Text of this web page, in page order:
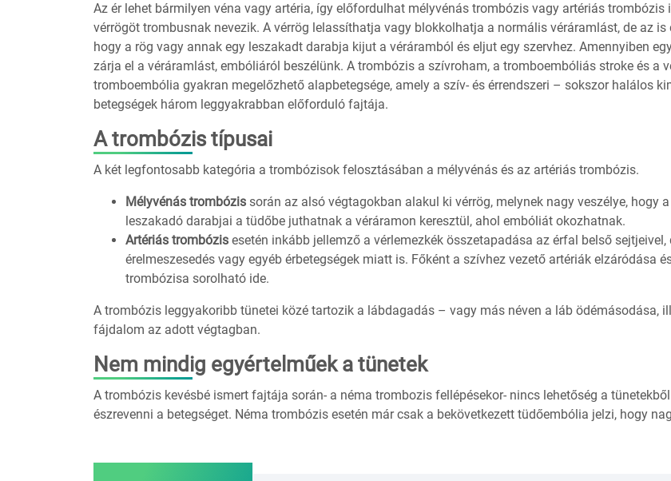
Az ér lehet bármilyen véna vagy artéria, így előfordulhat mélyvénás trombózis vagy artériás trombózis
vérrögöt trombusnak nevezik. A vérrög lelassíthatja vagy blokkolhatja a normális véráramlást, de az is
hogy a rög vagy annak egy leszakadt darabja kijut a véráramból és eljut egy szervhez. Amennyiben
zárja el a véráramlást, embóliáról beszélünk. A trombózis a szívroham, a tromboembóliás stroke és a
tromboembólia gyakran megelőzhető alapbetegsége, amely a szív- és érrendszeri – sokszor halálos
betegségek három leggyakrabban előforduló fajtája.
A trombózis típusai
A két legfontosabb kategória a trombózisok felosztásában a mélyvénás és az artériás trombózis.
Mélyvénás trombózis során az alsó végtagokban alakul ki vérrög, melynek nagy veszélye, hogy
leszakadó darabjai a tüdőbe juthatnak a véráramon keresztül, ahol embóliát okozhatnak.
Artériás trombózis esetén inkább jellemző a vérlemezkék összetapadása az érfal belső
érelmeszesedés vagy egyéb érbetegségek miatt is. Főként a szívhez vezető artériák elzáródása
trombózisa sorolható ide.
A trombózis leggyakoribb tünetei közé tartozik a lábdagadás – vagy más néven a láb ödémásodása,
fájdalom az adott végtagban.
Nem mindig egyértelműek a tünetek
A trombózis kevésbé ismert fajtája során- a néma trombozis fellépésekor- nincs lehetőség a
észrevenni a betegséget. Néma trombózis esetén már csak a bekövetkezett tüdőembólia jelzi, hogy